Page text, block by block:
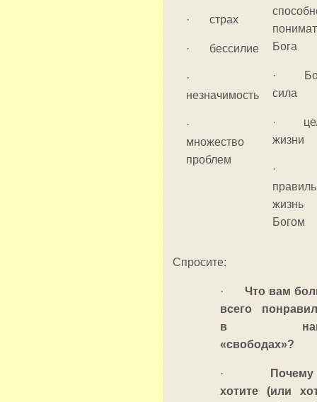
· страх
· бессилие
·
незначимость
·
множество
проблем
Бога
·
сила
·
жизни
Богом
Спросите:
· Что вам
всего
в
«свободах»?
·
хотите (или